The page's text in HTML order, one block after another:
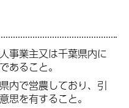
事業主又は千葉県内に
あること。
内で営農しており、引
思を有すること。